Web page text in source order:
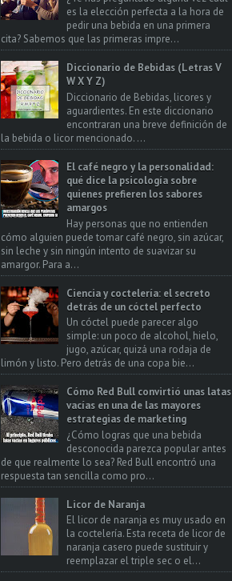
es la elección perfecta a la hora de
pedir una bebida en una primera
cita? Sabemos que las primeras impre...
Diccionario de Bebidas (Letras V
W X Y Z)
Diccionario de Bebidas, licores y
aguardientes. En este diccionario
encontraran una breve definición de
la bebida o licor mencionado. ...
El café negro y la personalidad:
qué dice la psicología sobre
quienes prefieren los sabores
amargos
Hay personas que no entienden
cómo alguien puede tomar café negro, sin azúcar,
sin leche y sin ningún intento de suavizar su
amargor. Para a...
Ciencia y coctelería: el secreto
detrás de un cóctel perfecto
Un cóctel puede parecer algo
simple: un poco de alcohol, hielo,
jugo, azúcar, quizá una rodaja de
limón y listo. Pero detrás de una copa bie...
Cómo Red Bull convirtió unas latas
vacías en una de las mayores
estrategias de marketing
¿Cómo logras que una bebida
desconocida parezca popular antes
de que realmente lo sea? Red Bull encontró una
respuesta tan sencilla como pro...
Licor de Naranja
El licor de naranja es muy usado en
la coctelería. Esta receta de licor de
naranja casero puede sustituir y
reemplazar el triple sec o el...